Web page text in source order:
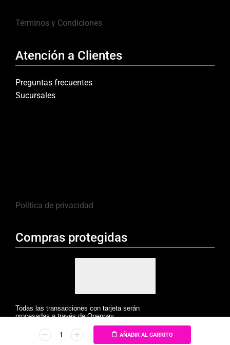
AÑADIR AL CARRITO
Términos y Condiciones
Atención a Clientes
Preguntas frecuentes
Sucursales
Política de privacidad
Compras protegidas
Todas las transacciones con tarjeta serán
procesadas a través de Openpay.